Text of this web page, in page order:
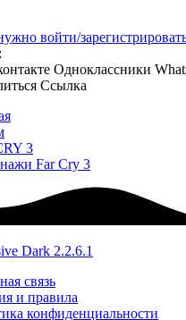
войти/
Одноклассники
Ссылка
3
Far Cry 3
Dark 2.2.6.1
связь
и правила
конфиденциальности